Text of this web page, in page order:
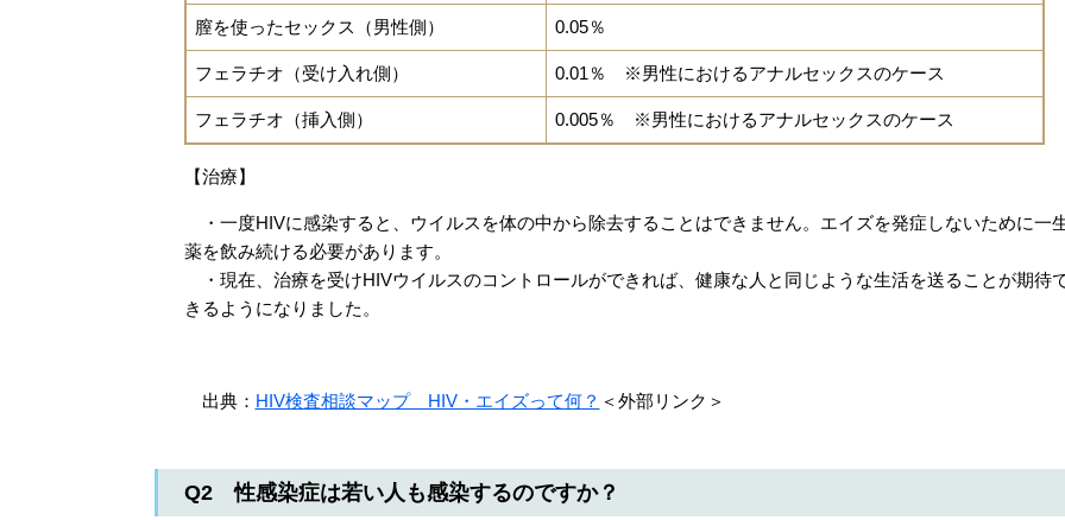
膣を使ったセックス（男性側） 0.05％
フェラチオ（受け入れ側） 0.01％ ※男性におけるアナルセックスのケース
フェラチオ（挿入側） 0.005％ ※男性におけるアナルセックスのケース
【治療】
・一度HIVに感染すると、ウイルスを体の中から除去することはできません。エイズを発症しないために一
薬を飲み続ける必要があります。
・現在、治療を受けHIVウイルスのコントロールができれば、健康な人と同じような生活を送ることが期待
きるようになりました。
出典： HIV検査相談マップ HIV・エイズって何？ ＜外部リンク＞
Q2 性感染症は若い人も感染するのですか？